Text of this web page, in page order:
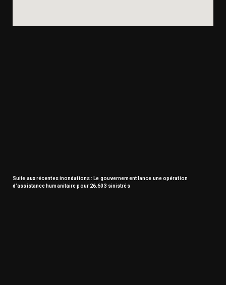
Suite aux récentes inondations : Le gouvernement lance une opération
d’assistance humanitaire pour 26.603 sinistrés